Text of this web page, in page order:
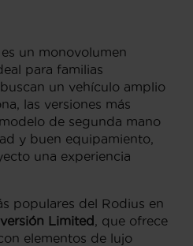
es un monovolumen
para familias
un vehículo amplio
las versiones más
de segunda mano
y buen equipamiento,
una experiencia
populares del Rodius en
versión Limited , que ofrece
elementos de lujo